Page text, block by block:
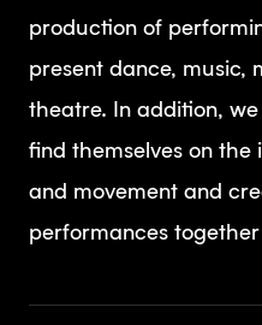
production of
present dance, music,
theatre. In addition,
find themselves on
and movement and
performances